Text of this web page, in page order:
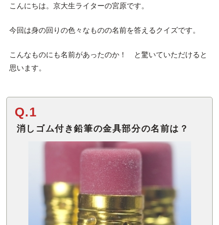
こんにちは。京大生ライターの宮原です。
今回は身の回りの色々なものの名前を答えるクイズです。
こんなものにも名前があったのか！ と驚いていただけると
思います。
Q.1
消しゴム付き鉛筆の金具部分の名前は？